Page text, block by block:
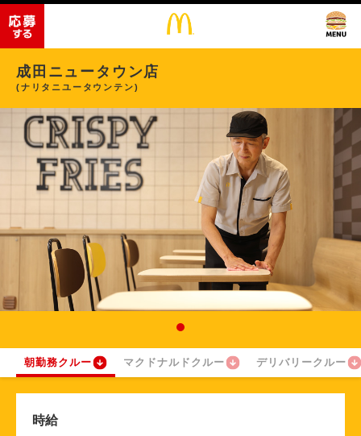
成田ニュータウン店
(ナリタニユータウンテン)
朝勤務クルー マクドナルドクルー デリバリークルー
時給